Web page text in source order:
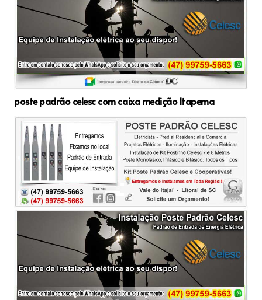
poste padrão celesc com caixa medição Itapema